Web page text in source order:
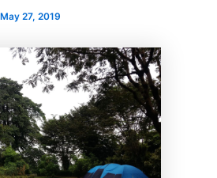
May 27, 2019